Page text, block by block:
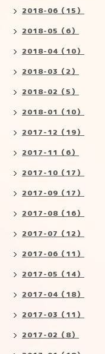
2018-06（15）
2018-05（6）
2018-04（10）
2018-03（2）
2018-02（5）
2018-01（10）
2017-12（19）
2017-11（6）
2017-10（17）
2017-09（17）
2017-08（16）
2017-07（12）
2017-06（11）
2017-05（14）
2017-04（18）
2017-03（11）
2017-02（8）